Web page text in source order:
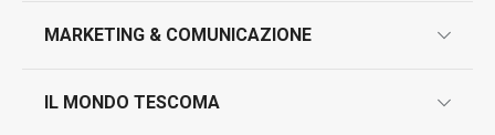
contatti
test sui prodotti
MARKETING & COMUNICAZIONE
IL MONDO TESCOMA